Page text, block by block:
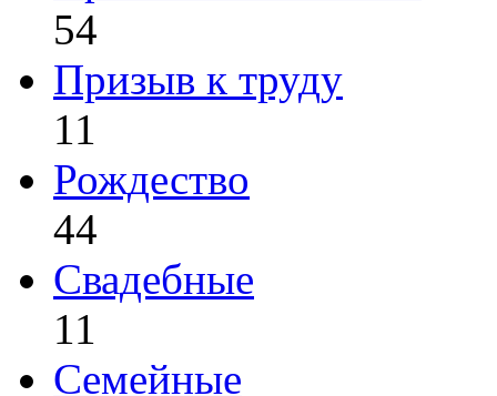
54
Призыв к труду
11
Рождество
44
Свадебные
11
Семейные